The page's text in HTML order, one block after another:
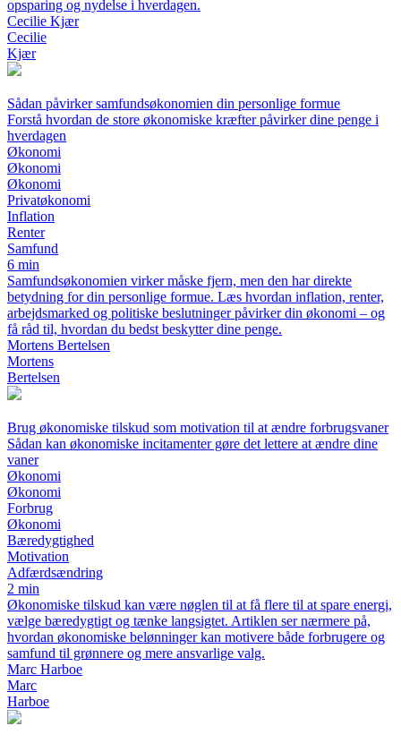
opsparing og nydelse i hverdagen.
Cecilie Kjær
Cecilie
Kjær
Sådan påvirker samfundsøkonomien din personlige formue
Forstå hvordan de store økonomiske kræfter påvirker dine penge i
hverdagen
Økonomi
Økonomi
Økonomi
Privatøkonomi
Inflation
Renter
Samfund
6 min
Samfundsøkonomien virker måske fjern, men den har direkte
betydning for din personlige formue. Læs hvordan inflation, renter,
arbejdsmarked og politiske beslutninger påvirker din økonomi – og
få råd til, hvordan du bedst beskytter dine penge.
Mortens Bertelsen
Mortens
Bertelsen
Brug økonomiske tilskud som motivation til at ændre forbrugsvaner
Sådan kan økonomiske incitamenter gøre det lettere at ændre dine
vaner
Økonomi
Økonomi
Forbrug
Økonomi
Bæredygtighed
Motivation
Adfærdsændring
2 min
Økonomiske tilskud kan være nøglen til at få flere til at spare energi,
vælge bæredygtigt og tænke langsigtet. Artiklen ser nærmere på,
hvordan økonomiske belønninger kan motivere både forbrugere og
samfund til grønnere og mere ansvarlige valg.
Marc Harboe
Marc
Harboe